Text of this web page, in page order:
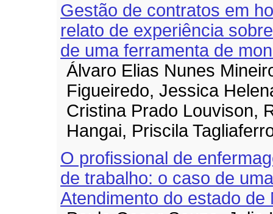
Gestão de contratos em
relato de experiência
de uma ferramenta de
Álvaro Elias Nunes
Figueiredo, Jessica
Cristina Prado Louvison,
Hangai, Priscila
O profissional de
de trabalho: o caso de
Atendimento do estado de